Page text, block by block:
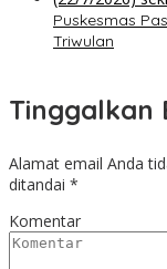
Puskesmas
Triwulan
Tinggalkan
Alamat email Anda
ditandai *
Komentar